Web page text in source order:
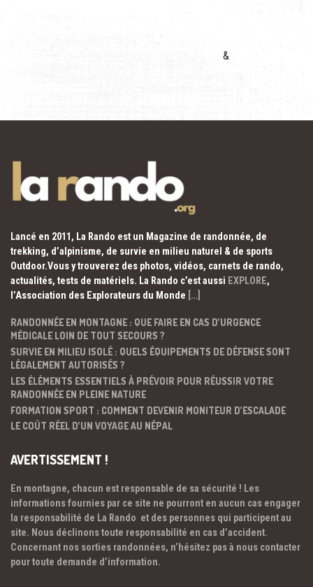
&
Lancé en 2011, La Rando est un Magazine de randonnée, de
trekking, d’alpinisme, de survie en milieu naturel & de sports
Outdoor.Vous y trouverez des photos, vidéos, carnets de rando,
actualités, tests de matériels. La Rando c’est aussi EXPLORE,
l’Association des Explorateurs du Monde […]
RANDONNÉE EN MONTAGNE : QUE FAIRE EN CAS D’URGENCE
MÉDICALE LOIN DE TOUT SECOURS ?
SURVIE EN MILIEU ISOLÉ : QUELS ÉQUIPEMENTS DE DÉFENSE SONT
LÉGALEMENT AUTORISÉS ?
LES ÉLÉMENTS ESSENTIELS À PRÉVOIR POUR RÉUSSIR VOTRE
RANDONNÉE EN PLEINE NATURE
FORMATION SPORT : COMMENT DEVENIR MONITEUR D’ESCALADE
LE COÛT RÉEL D’UN VOYAGE AU NÉPAL
AVERTISSEMENT !
En montagne, chacun est responsable de sa sécurité ! Les
informations fournies par ce site ne pourront en aucun cas engager
la responsabilité de La Rando et des personnes qui participent au
site. Nous déclinons toute responsabilité en cas d’accident.
Concernant nos sorties randonnées, n’hésitez pas à nous contacter
pour toute demande d’information.